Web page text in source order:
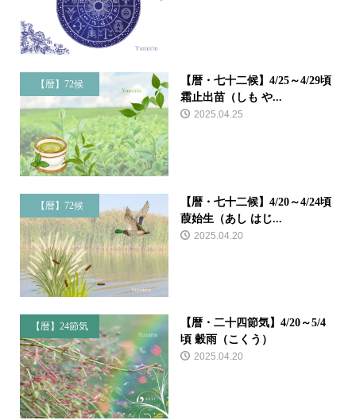
【暦】72候
【暦・七十二候】4/25～4/29頃
霜止出苗（しも や...
2025.04.25
【暦】72候
【暦・七十二候】4/20～4/24頃
葭始生（あし はじ...
2025.04.20
【暦】24節気
【暦・二十四節気】4/20～5/4
頃 穀雨（こくう）
2025.04.20